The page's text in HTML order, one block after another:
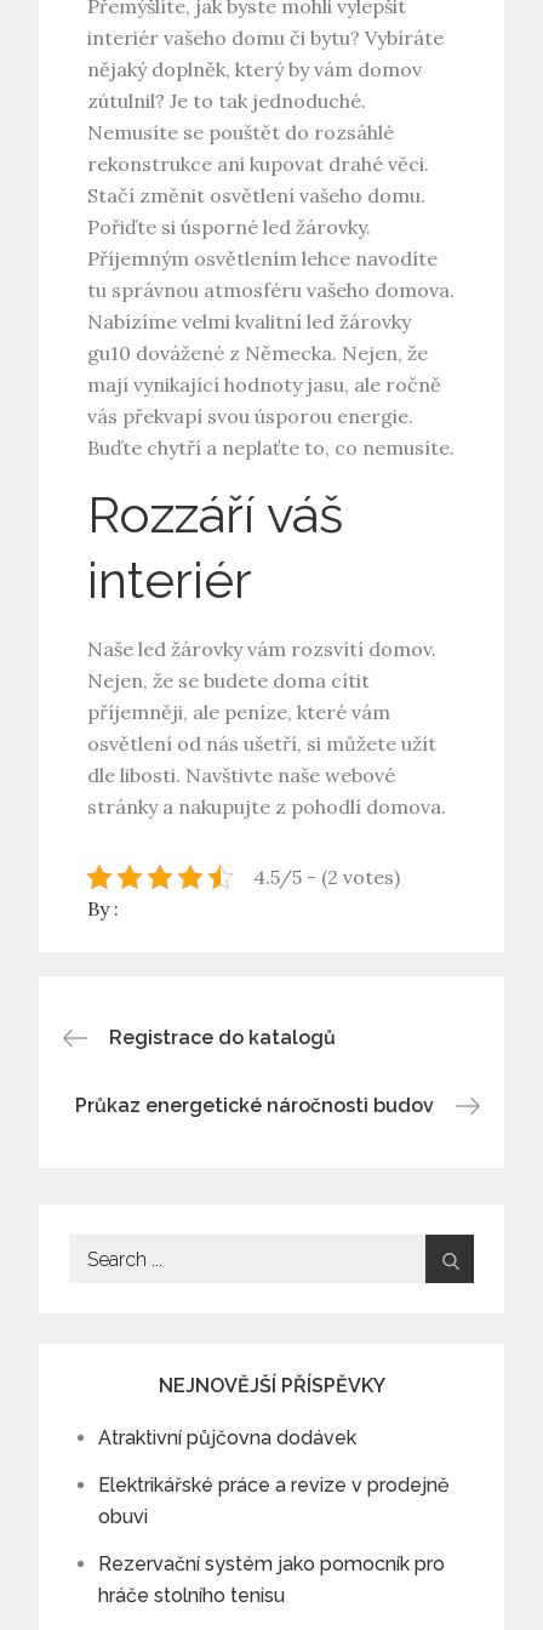
Přemýšlíte, jak byste mohli vylepšit
interiér vašeho domu či bytu? Vybíráte
nějaký doplněk, který by vám domov
zútulnil? Je to tak jednoduché.
Nemusíte se pouštět do rozsáhlé
rekonstrukce ani kupovat drahé věci.
Stačí změnit osvětlení vašeho domu.
Pořiďte si úsporné led žárovky.
Příjemným osvětlením lehce navodíte
tu správnou atmosféru vašeho domova.
Nabízíme velmi kvalitníled žárovky
gu10 dovážené z Německa. Nejen, že
mají vynikající hodnoty jasu, ale ročně
vás překvapí svou úsporou energie.
Buďte chytří a neplaťte to, co nemusíte.
Rozzáří váš
interiér
Naše led žárovky vám rozsvítí domov.
Nejen, že se budete doma cítit
příjemněji, ale peníze, které vám
osvětlení od nás ušetří, si můžete užít
dle libosti. Navštivte naše webové
stránky a nakupujte z pohodlí domova.
4.5/5 - (2 votes)
By :
Navigace
pro
Registrace do katalogů
Průkaz energetické náročnosti budov
Search
NEJNOVĚJŠÍ PŘÍSPĚVKY
Atraktivní půjčovna dodávek
Elektrikářské práce a revize v prodejně
obuvi
Rezervační systém jako pomocník pro
hráče stolního tenisu